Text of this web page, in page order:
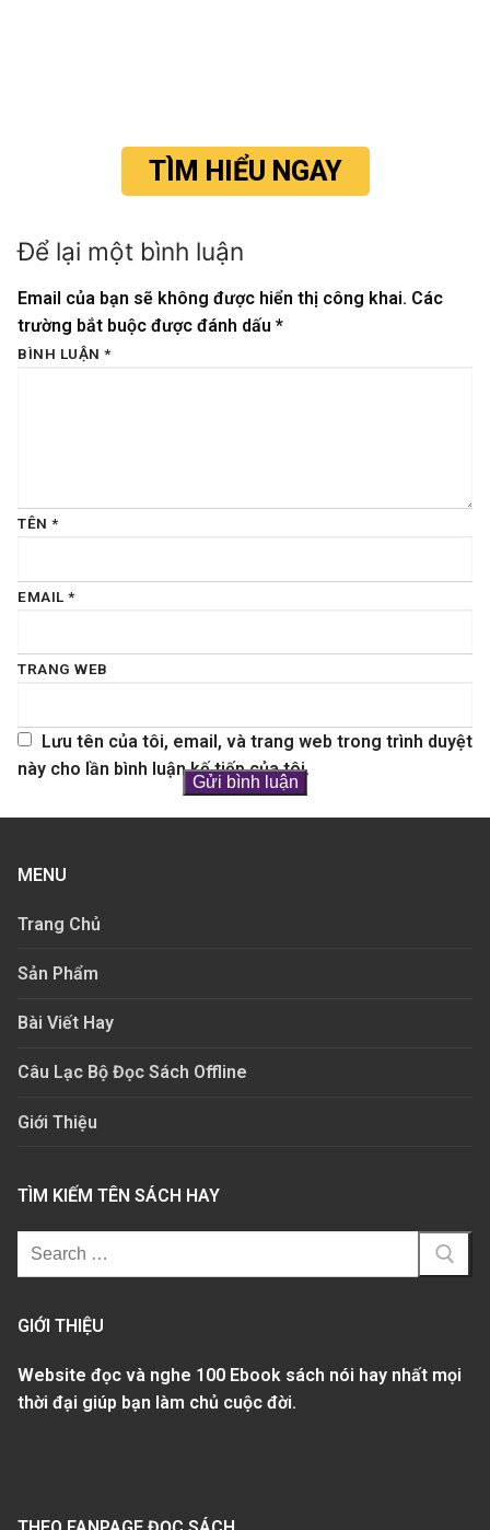
TÌM HIỂU NGAY
Để lại một bình luận
Email của bạn sẽ không được hiển thị công khai. Các
trường bắt buộc được đánh dấu *
BÌNH LUẬN *
TÊN *
EMAIL *
TRANG WEB
Lưu tên của tôi, email, và trang web trong trình duyệt
này cho lần bình luận kế tiếp của tôi.
MENU
Trang Chủ
Sản Phẩm
Bài Viết Hay
Câu Lạc Bộ Đọc Sách Offline
Giới Thiệu
TÌM KIẾM TÊN SÁCH HAY
GIỚI THIỆU
Website đọc và nghe 100 Ebook sách nói hay nhất mọi
thời đại giúp bạn làm chủ cuộc đời.